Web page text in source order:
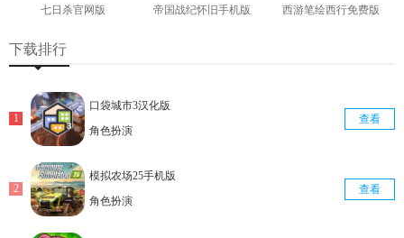
七日杀官网版 帝国战纪怀旧手机版 西游笔绘西行免费版
下载排行
口袋城市3汉化版
角色扮演
查看
模拟农场25手机版
角色扮演
查看